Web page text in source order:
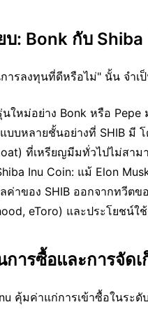
บ: Bonk กับ
ารลงทุนที่ดีหรือไม่" นั้น จำ
ใหม่อย่าง Bonk หรือ
บบหลายชั้นอย่างที่ SHIB มี
ที่เหรียญมีมทั่วไปไม่สาม
Inu Coin: แม้ Elon
ค่าของ SHIB ออกจากทวีต
eToro) และประโยชน์ใ
ารซื้อและการจัดเ
คุ้มค่าแก่การเข้าซื้อในระ